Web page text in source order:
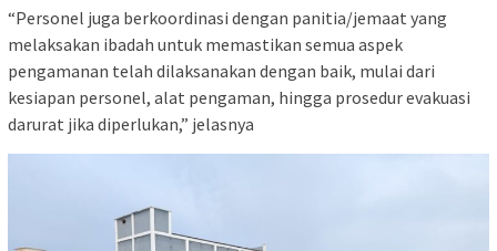
“Personel juga berkoordinasi dengan panitia/jemaat yang
melaksakan ibadah untuk memastikan semua aspek
pengamanan telah dilaksanakan dengan baik, mulai dari
kesiapan personel, alat pengaman, hingga prosedur evakuasi
darurat jika diperlukan,” jelasnya